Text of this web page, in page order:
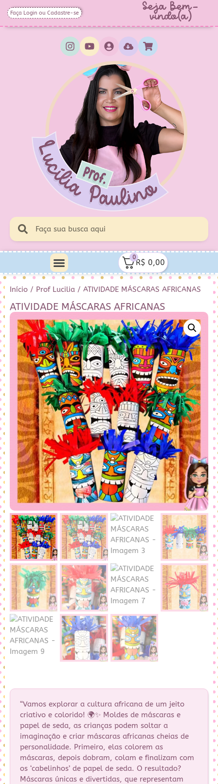
Faça Login ou Cadastre-se Seja Bem-
vindo(a)
0
R$ 0,00
Início / Prof Lucilia / ATIVIDADE MÁSCARAS AFRICANAS
ATIVIDADE MÁSCARAS AFRICANAS
“Vamos explorar a cultura africana de um jeito
criativo e colorido! 🌍✨ Moldes de máscaras e
papel de seda, as crianças podem soltar a
imaginação e criar máscaras africanas cheias de
personalidade. Primeiro, elas colorem as
máscaras, depois dobram, colam e finalizam com
os ‘cabelinhos’ de papel de seda. O resultado?
Máscaras únicas e divertidas, que representam